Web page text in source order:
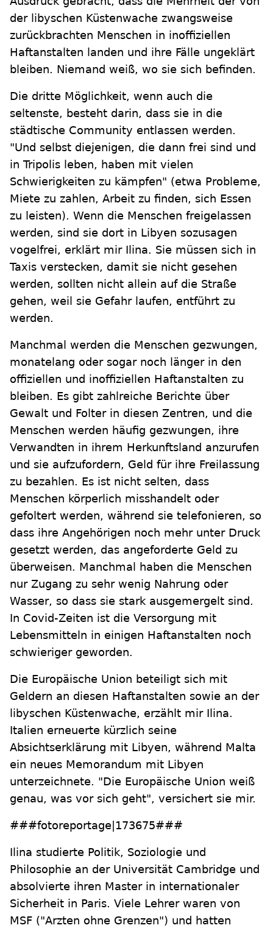
der libyschen Küstenwache zwangsweise
zurückbrachten Menschen in inoffiziellen
Haftanstalten landen und ihre Fälle ungeklärt
bleiben. Niemand weiß, wo sie sich befinden.
Die dritte Möglichkeit, wenn auch die
seltenste, besteht darin, dass sie in die
städtische Community entlassen werden.
"Und selbst diejenigen, die dann frei sind und
in Tripolis leben, haben mit vielen
Schwierigkeiten zu kämpfen" (etwa Probleme,
Miete zu zahlen, Arbeit zu finden, sich Essen
zu leisten). Wenn die Menschen freigelassen
werden, sind sie dort in Libyen sozusagen
vogelfrei, erklärt mir Ilina. Sie müssen sich in
Taxis verstecken, damit sie nicht gesehen
werden, sollten nicht allein auf die Straße
gehen, weil sie Gefahr laufen, entführt zu
werden.
Manchmal werden die Menschen gezwungen,
monatelang oder sogar noch länger in den
offiziellen und inoffiziellen Haftanstalten zu
bleiben. Es gibt zahlreiche Berichte über
Gewalt und Folter in diesen Zentren, und die
Menschen werden häufig gezwungen, ihre
Verwandten in ihrem Herkunftsland anzurufen
und sie aufzufordern, Geld für ihre Freilassung
zu bezahlen. Es ist nicht selten, dass
Menschen körperlich misshandelt oder
gefoltert werden, während sie telefonieren, so
dass ihre Angehörigen noch mehr unter Druck
gesetzt werden, das angeforderte Geld zu
überweisen. Manchmal haben die Menschen
nur Zugang zu sehr wenig Nahrung oder
Wasser, so dass sie stark ausgemergelt sind.
In Covid-Zeiten ist die Versorgung mit
Lebensmitteln in einigen Haftanstalten noch
schwieriger geworden.
Die Europäische Union beteiligt sich mit
Geldern an diesen Haftanstalten sowie an der
libyschen Küstenwache, erzählt mir Ilina.
Italien erneuerte kürzlich seine
Absichtserklärung mit Libyen, während Malta
ein neues Memorandum mit Libyen
unterzeichnete. "Die Europäische Union weiß
genau, was vor sich geht", versichert sie mir.
###fotoreportage|173675###
Ilina studierte Politik, Soziologie und
Philosophie an der Universität Cambridge und
absolvierte ihren Master in internationaler
Sicherheit in Paris. Viele Lehrer waren von
MSF ("Arzten ohne Grenzen") und hatten